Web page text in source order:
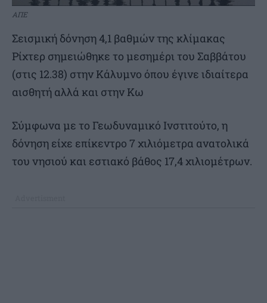
ΑΠΕ
Σεισμική δόνηση 4,1 βαθμών της κλίμακας
Ρίχτερ σημειώθηκε το μεσημέρι του Σαββάτου
(στις 12.38) στην Κάλυμνο όπου έγινε ιδιαίτερα
αισθητή αλλά και στην Κω
Σύμφωνα με το Γεωδυναμικό Ινστιτούτο, η
δόνηση είχε επίκεντρο 7 χιλιόμετρα ανατολικά
του νησιού και εστιακό βάθος 17,4 χιλιομέτρων.